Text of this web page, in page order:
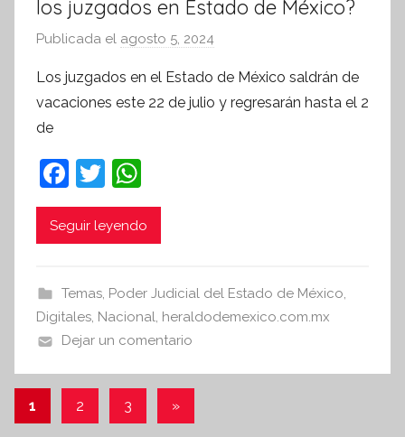
los juzgados en Estado de México?
Publicada el agosto 5, 2024
r
S
I
n
Los juzgados en el Estado de México saldrán de
vacaciones este 22 de julio y regresarán hasta el 2
de
F
a
c
b
o
o
k
T
w
itt
h
at
A
p
p
Seguir leyendo
Temas, Poder Judicial del Estado de México,
Digitales, Nacional, heraldodemexico.com.mx
Dejar un comentario
Paginación
1 2 3
Entradas
»